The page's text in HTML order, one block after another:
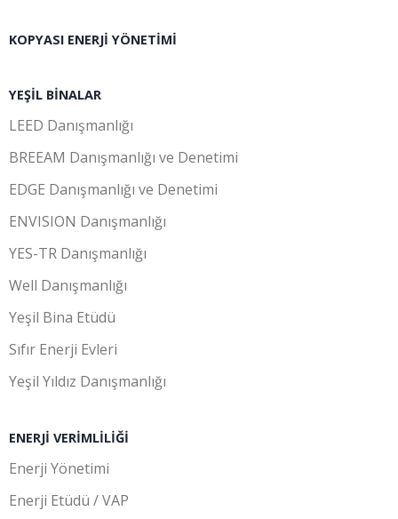
KOPYASI ENERJI YÖNETIMI
YEŞIL BINALAR
LEED Danışmanlığı
BREEAM Danışmanlığı ve Denetimi
EDGE Danışmanlığı ve Denetimi
ENVISION Danışmanlığı
YES-TR Danışmanlığı
Well Danışmanlığı
Yeşil Bina Etüdü
Sıfır Enerji Evleri
Yeşil Yıldız Danışmanlığı
ENERJI VERIMLILIĞI
Enerji Yönetimi
Enerji Etüdü / VAP